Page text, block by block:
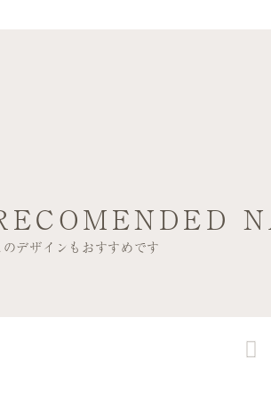
のデザインもおすすめです